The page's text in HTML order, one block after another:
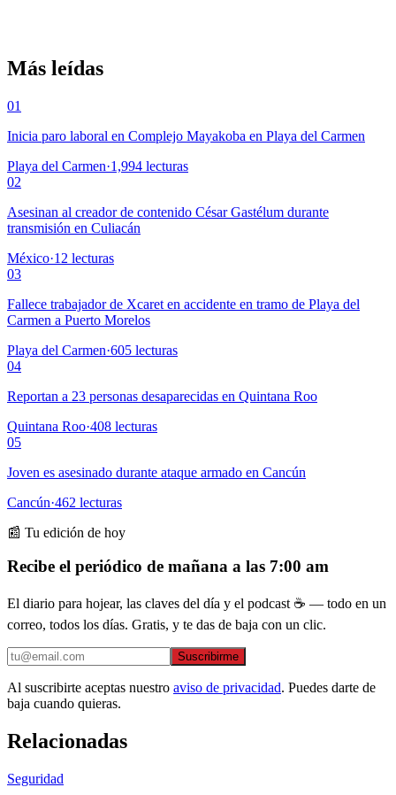
Más leídas
01
Inicia paro laboral en Complejo Mayakoba en Playa del Carmen
Playa del Carmen·1,994 lecturas
02
Asesinan al creador de contenido César Gastélum durante
transmisión en Culiacán
México·12 lecturas
03
Fallece trabajador de Xcaret en accidente en tramo de Playa del
Carmen a Puerto Morelos
Playa del Carmen·605 lecturas
04
Reportan a 23 personas desaparecidas en Quintana Roo
Quintana Roo·408 lecturas
05
Joven es asesinado durante ataque armado en Cancún
Cancún·462 lecturas
📰 Tu edición de hoy
Recibe el periódico de mañana a las 7:00 am
El diario para hojear, las claves del día y el podcast ☕ — todo en un
correo, todos los días. Gratis, y te das de baja con un clic.
Suscribirme
Al suscribirte aceptas nuestro aviso de privacidad. Puedes darte de
baja cuando quieras.
Relacionadas
Seguridad